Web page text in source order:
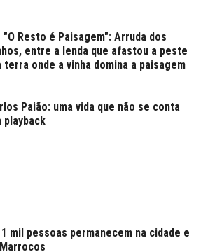
"O Resto é Paisagem": Arruda dos
entre a lenda que afastou a peste
terra onde a vinha domina a paisagem
Paião: uma vida que não se conta
playback
mil pessoas permanecem na cidade e